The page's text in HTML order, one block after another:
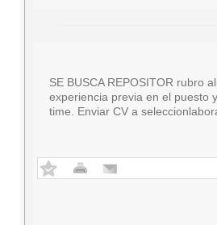
SE BUSCA REPOSITOR rubro
experiencia previa en el puesto
time. Enviar CV a